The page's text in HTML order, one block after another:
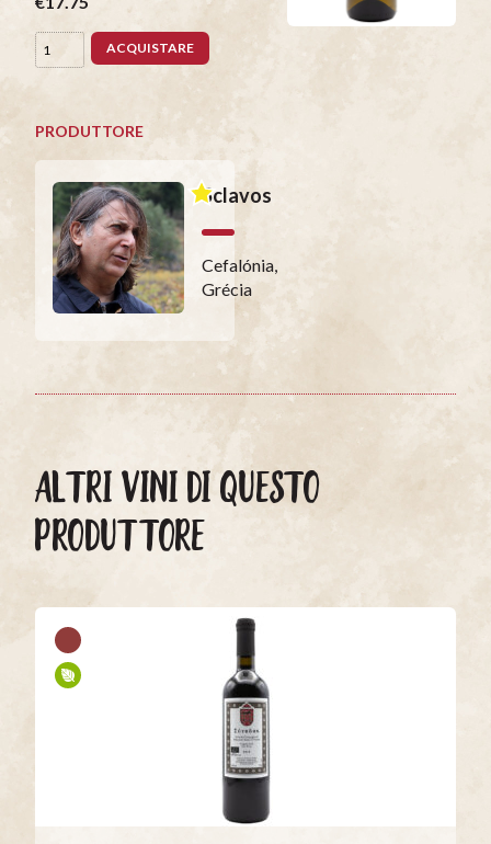
ACQUISTARE
PRODUTTORE
Sclavos
Cefalónia,
Grécia
ALTRI VINI DI QUESTO
PRODUTTORE